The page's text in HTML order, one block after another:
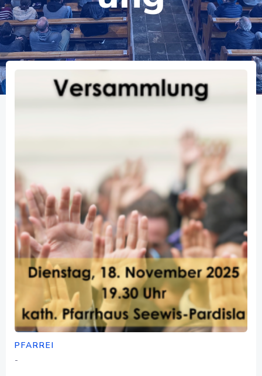
PFARREI
-